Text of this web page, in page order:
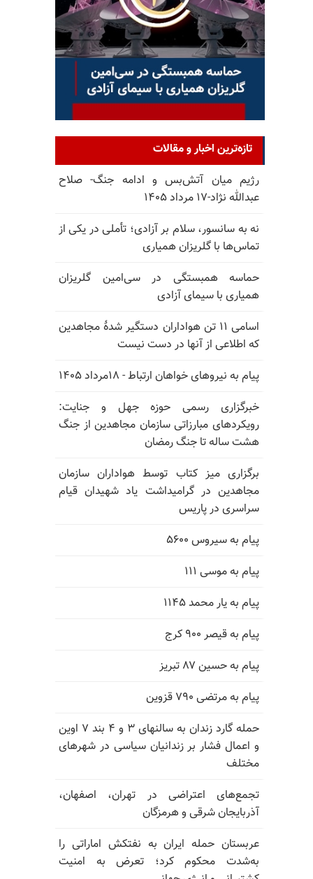
تازه‌ترین اخبار و مقالات
رژیم میان آتش‌بس و ادامه جنگ- صلاح
عبدالله نژاد-۱۷ مرداد ۱۴۰۵
نه به سانسور، سلام بر آزادی؛ تأملی در یکی از
تماس‌ها با گلریزان همیاری
حماسه همبستگی در سی‌امین گلریزان
همیاری با سیمای آزادی
اسامی ۱۱ تن هواداران دستگیر شدهٔ مجاهدین
که اطلاعی از آنها در دست نیست
پیام به نیروهای خواهان ارتباط - ۱۸مرداد ۱۴۰۵
خبرگزاری رسمی حوزه جهل و جنایت:
رویکردهای مبارزاتی سازمان مجاهدین از جنگ
هشت ساله تا جنگ رمضان
برگزاری میز کتاب توسط هواداران سازمان
مجاهدین در گرامیداشت یاد شهیدان قیام
سراسری در پاریس
پیام به سیروس ۵۶۰۰
پیام به موسی ۱۱۱
پیام به یار محمد ۱۱۴۵
پیام به قیصر ۹۰۰ کرج
پیام به حسین ۸۷ تبریز
پیام به مرتضی ۷۹۰ قزوین
حمله گارد زندان به سالنهای ۳ و ۴ بند ۷ اوین
و اعمال فشار بر زندانیان سیاسی در شهرهای
مختلف
تجمع‌های اعتراضی در تهران، اصفهان،
آذربایجان شرقی و هرمزگان
عربستان حمله ایران به نفتکش اماراتی را
به‌شدت محکوم کرد؛ تعرض به امنیت